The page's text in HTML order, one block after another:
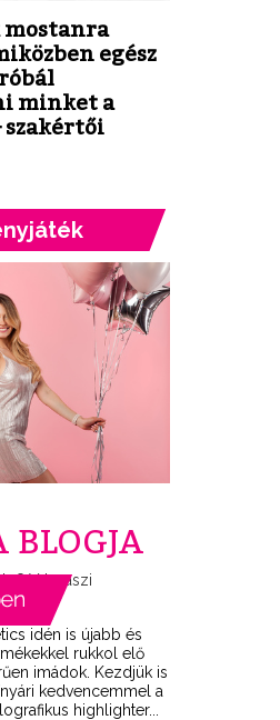
egész
minket a
szakértői
BLOGJA
idén is újabb és
rukkol elő
imádok. Kezdjük is
kedvencemmel a
highlighter...